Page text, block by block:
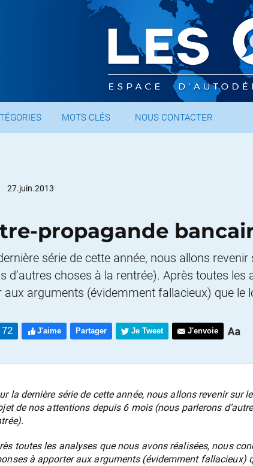
MOTS CLÉS NOUS CONTACTER
27.juin.2013
propagande
série de cette année, nous allons
d’autres choses à la rentrée). Après toutes
aux arguments (évidemment fallacieux) que le
72 J'aime Partager Je Tweet J'envoie
la dernière série de cette année, nous allons revenir sur
de nos attentions depuis 6 mois (nous parlerons
toutes les analyses que nous avons réalisées, nous
à apporter aux arguments (évidemment fallacieux)